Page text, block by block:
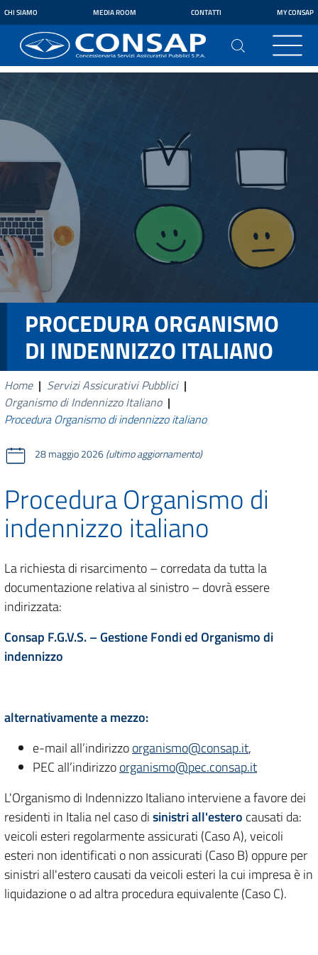
CHI SIAMO MEDIA ROOM CONTATTI MY CONSAP
PROCEDURA ORGANISMO
DI INDENNIZZO ITALIANO
Home | Servizi Assicurativi Pubblici |
Organismo di Indennizzo Italiano |
Procedura Organismo di indennizzo italiano
28 maggio 2026(ultimo aggiornamento)
Procedura Organismo di
indennizzo italiano
La richiesta di risarcimento – corredata da tutta la
documentazione relativa al sinistro – dovrà essere
indirizzata:
Consap F.G.V.S. –Gestione Fondi ed Organismo di
indennizzo
alternativamente a mezzo:
e-mail all’indirizzoorganismo@consap.it,
PEC all’indirizzoorganismo@pec.consap.it
L'Organismo di Indennizzo Italiano interviene a favore dei
residenti in Italia nel caso disinistri all'estero causati da:
veicoli esteri regolarmente assicurati (Caso A), veicoli
esteri non identificati o non assicurati (Caso B) oppure per
sinistri all'estero causati da veicoli esteri la cui impresa è in
liquidazione o ad altra procedura equivalente (Caso C).